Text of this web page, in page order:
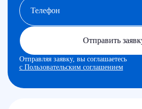
Отправить
Отправляя заявку, вы соглашаетесь
с Пользовательским соглашением